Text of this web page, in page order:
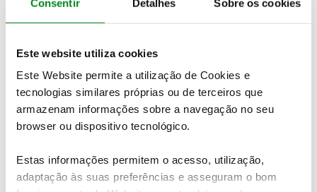
Consentir Detalhes Sobre os cookies
Este website utiliza cookies
Este Website permite a utilização de Cookies e
tecnologias similares próprias ou de terceiros que
armazenam informações sobre a navegação no seu
browser ou dispositivo tecnológico.
Estas informações permitem o acesso, utilização,
adaptação às suas preferências e asseguram o bom
Ferrari, Porsche, Aston Martin, Maserati, Bentley,
Mercedes, entre outras, vão ser as marcas
representadasjuntamente com exemplares
Portugal e Espanha.O AutoBello é um evento
itinerante, tendo começado no Principado de
Andorra em fevereiro, seguindo-se Portugal